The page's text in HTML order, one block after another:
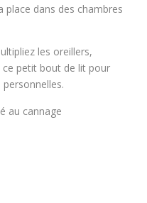
place dans des chambres
les oreillers,
petit bout de lit pour
au cannage